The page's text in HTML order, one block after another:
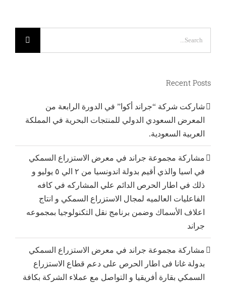
Recent Posts
شاركت شركة “جراند أكوا” في الدورة الرابعة من
المعرض السعودي الدولي للمنتجات البحرية في المملكة
العربية السعودية.
مشاركة مجموعة جراند في معرض الاستزراع السمكي
في اسيا والذي أقيم بدولة اندونسيا من ٢ الي ٥ يوليو و
ذلك في اطار الحرص الدائم علي المشاركه في كافه
الفاعليات العالميه لمجال الاستزراع السمكي و انتاج
اعلاف الأسماك وضمن برنامج نقل التكنولوجيا بمجموعه
جراند
مشاركة مجموعة جراند في معرض الاستزراع السمكي
بدولة غانا فى اطار الحرص على دعم قطاع الاستزراع
السمكي بقارة أفريقيا و التواصل مع عملاء الشركة بكافة